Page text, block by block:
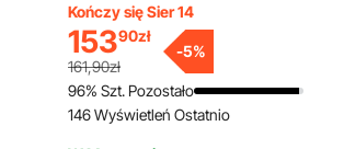
obudową i uchwytem, łatwe w
narzędzie do przeciągania kabli,
do przeciągania przewodów
elektrycznych, nieprzewodząca
Kończy się Sier 14
15390zł
161,90zł
-5%
96% Szt. Pozostało
146 Wyświetleń Ostatnio